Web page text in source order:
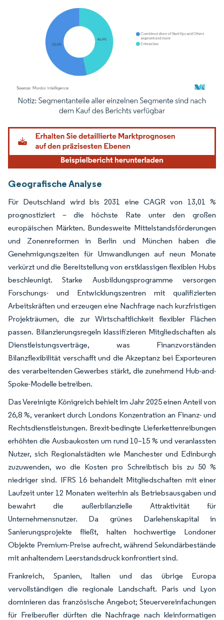
Bild © Mordor Intelligence. Wiederverwendung erfordert Namensnennung
Geografische Analyse
Für Deutschland wird bis 2031 eine CAGR von 13,01 %
prognostiziert – die höchste Rate unter den großen
europäischen Märkten. Bundesweite Mittelstandsförderungen
und Zonenreformen in Berlin und München haben die
Genehmigungszeiten für Umwandlungen auf neun Monate
verkürzt und die Bereitstellung von erstklassigen flexiblen Hubs
beschleunigt. Starke Ausbildungsprogramme versorgen
Forschungs- und Entwicklungszentren mit qualifizierten
Arbeitskräften und erzeugen eine Nachfrage nach kurzfristigen
Projekträumen, die zur Wirtschaftlichkeit flexibler Flächen
passen. Bilanzierungsregeln klassifizieren Mitgliedschaften als
Dienstleistungsverträge, was Finanzvorständen
Bilanzflexibilität verschafft und die Akzeptanz bei Exporteuren
des verarbeitenden Gewerbes stärkt, die zunehmend Hub-and-
Spoke-Modelle betreiben.
Das Vereinigte Königreich behielt im Jahr 2025 einen Anteil von
26,8 %, verankert durch Londons Konzentration an Finanz- und
Rechtsdienstleistungen. Brexit-bedingte Lieferkettenreibungen
erhöhten die Ausbaukosten um rund 10–15 % und veranlassten
Nutzer, sich Regionalstädten wie Manchester und Edinburgh
zuzuwenden, wo die Kosten pro Schreibtisch bis zu 50 %
niedriger sind. IFRS 16 behandelt Mitgliedschaften mit einer
Laufzeit unter 12 Monaten weiterhin als Betriebsausgaben und
bewahrt die außerbilanzielle Attraktivität für
Unternehmensnutzer. Da grünes Darlehenskapital in
Sanierungsprojekte fließt, halten hochwertige Londoner
Objekte Premium-Preise aufrecht, während Sekundärbestände
mit anhaltendem Leerstandsdruck konfrontiert sind.
Frankreich, Spanien, Italien und das übrige Europa
vervollständigen die regionale Landschaft. Paris und Lyon
dominieren das französische Angebot; Steuervereinfachungen
für Freiberufler dürften die Nachfrage nach kleinformatigen